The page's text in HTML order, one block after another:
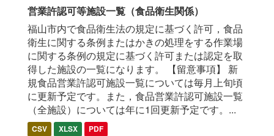
営業許認可等施設一覧（食品衛生関係）
福山市内で食品衛生法の規定に基づく許可，食品
衛生に関する条例またはかきの処理をする作業場
に関する条例の規定に基づく許可または認定を取
得した施設の一覧になります。 【留意事項】 新
規食品営業許認可施設一覧については毎月上旬頃
に更新予定です。また，食品営業許認可施設一覧
（全施設）については年に1回更新予定です。...
CSV XLSX PDF